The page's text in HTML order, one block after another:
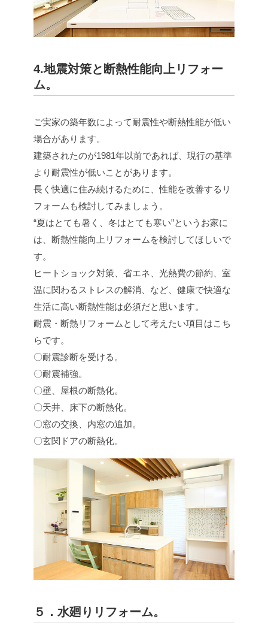
4.地震対策と断熱性能向上リフォー
ム。
ご実家の築年数によって耐震性や断熱性能が低い
場合があります。
建築されたのが1981年以前であれば、現行の基準
より耐震性が低いことがあります。
長く快適に住み続けるために、性能を改善するリ
フォームも検討してみましょう。
“夏はとても暑く、冬はとても寒い”というお家に
は、断熱性能向上リフォームを検討してほしいで
す。
ヒートショック対策、省エネ、光熱費の節約、室
温に関わるストレスの解消、など、健康で快適な
生活に高い断熱性能は必須だと思います。
耐震・断熱リフォームとして考えたい項目はこち
らです。
〇耐震診断を受ける。
〇耐震補強。
〇壁、屋根の断熱化。
〇天井、床下の断熱化。
〇窓の交換、内窓の追加。
〇玄関ドアの断熱化。
５．水廻りリフォーム。